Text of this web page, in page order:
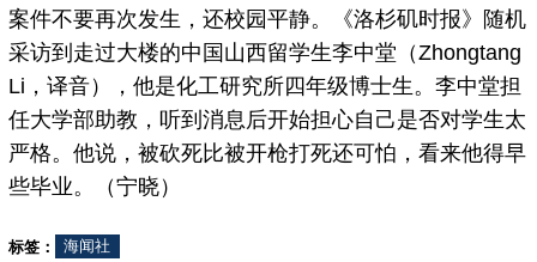
案件不要再次发生，还校园平静。《洛杉矶时报》随机
采访到走过大楼的中国山西留学生李中堂（Zhongtang
Li，译音），他是化工研究所四年级博士生。李中堂担
任大学部助教，听到消息后开始担心自己是否对学生太
严格。他说，被砍死比被开枪打死还可怕，看来他得早
些毕业。（宁晓）
标签： 海闻社